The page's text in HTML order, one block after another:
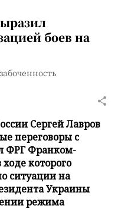
боев на
Сергей Лавров
переговоры с
ФРГ Франком-
которого
ситуации на
Украины
режима